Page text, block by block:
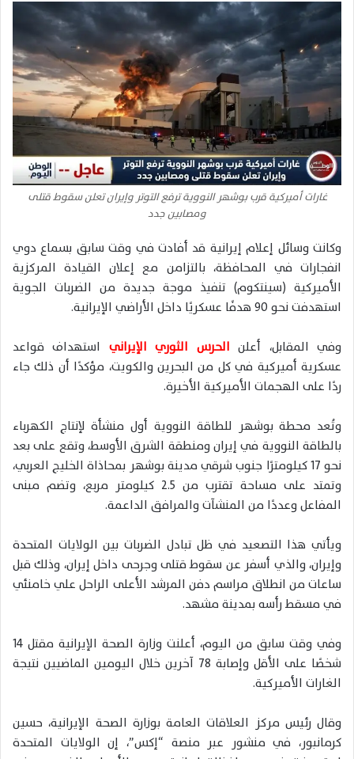
غارات أميركية قرب بوشهر النووية ترفع التوتر وإيران تعلن سقوط قتلى
ومصابين جدد
وكانت وسائل إعلام إيرانية قد أفادت في وقت سابق بسماع دوي
انفجارات في المحافظة، بالتزامن مع إعلان القيادة المركزية
الأميركية (سينتكوم) تنفيذ موجة جديدة من الضربات الجوية
استهدفت نحو 90 هدفًا عسكريًا داخل الأراضي الإيرانية.
وفي المقابل، أعلنالحرس الثوري الإيراني استهداف قواعد
عسكرية أميركية في كل من البحرين والكويت، مؤكدًا أن ذلك جاء
ردًا على الهجمات الأميركية الأخيرة.
وتُعد محطة بوشهر للطاقة النووية أول منشأة لإنتاج الكهرباء
بالطاقة النووية في إيران ومنطقة الشرق الأوسط، وتقع على بعد
نحو 17 كيلومترًا جنوب شرقي مدينة بوشهر بمحاذاة الخليج العربي،
وتمتد على مساحة تقترب من 2.5 كيلومتر مربع، وتضم مبنى
المفاعل وعددًا من المنشآت والمرافق الداعمة.
ويأتي هذا التصعيد في ظل تبادل الضربات بين الولايات المتحدة
وإيران، والذي أسفر عن سقوط قتلى وجرحى داخل إيران، وذلك قبل
ساعات من انطلاق مراسم دفن المرشد الأعلى الراحل علي خامنئي
في مسقط رأسه بمدينة مشهد.
وفي وقت سابق من اليوم، أعلنت وزارة الصحة الإيرانية مقتل 14
شخصًا على الأقل وإصابة 78 آخرين خلال اليومين الماضيين نتيجة
الغارات الأميركية.
وقال رئيس مركز العلاقات العامة بوزارة الصحة الإيرانية، حسين
كرمانبور، في منشور عبر منصة “إكس”، إن الولايات المتحدة